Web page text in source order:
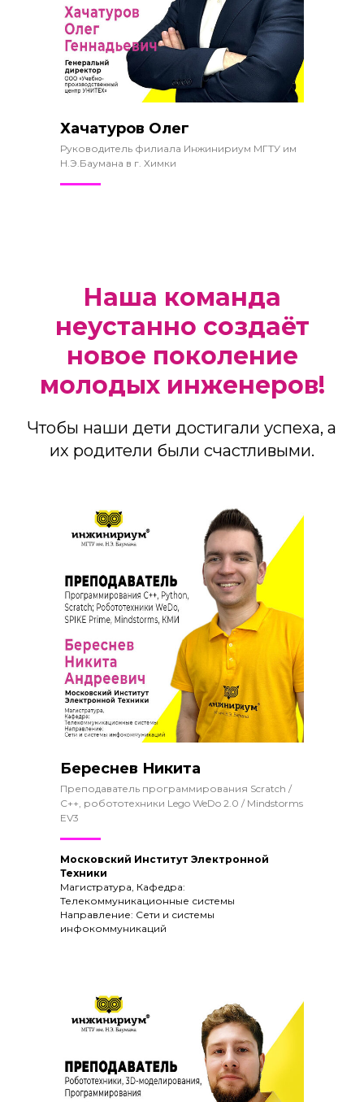
Хачатуров Олег
Руководитель филиала Инжинириум МГТУ им
Н.Э.Баумана в г. Химки
Наша команда
неустанно создаёт
новое поколение
молодых инженеров!
Чтобы наши дети достигали успеха, а
их родители были счастливыми.
Береснев Никита
Преподаватель программирования Scratch /
C++, робототехники Lego WeDo 2.0 / Mindstorms
EV3
Московский Институт Электронной
Техники
Магистратура, Кафедра:
Телекоммуникационные системы
Направление: Сети и системы
инфокоммуникаций